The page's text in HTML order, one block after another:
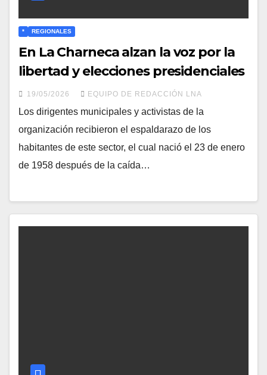
* REGIONALES
En La Charneca alzan la voz por la
libertad y elecciones presidenciales
19/05/2026 EQUIPO DE REDACCIÓN LNA
​Los dirigentes municipales y activistas de la
organización recibieron el espaldarazo de los
habitantes de este sector, el cual nació el 23 de enero
de 1958 después de la caída…